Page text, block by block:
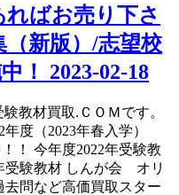
ばお売り下さ
新版）/志望校
！ 2023-02-18
験教材買取.ＣＯＭです。
度（2023年春入学）
！ 今年度2022年受験教
験教材 しんが会 オリ
問など高価買取スター